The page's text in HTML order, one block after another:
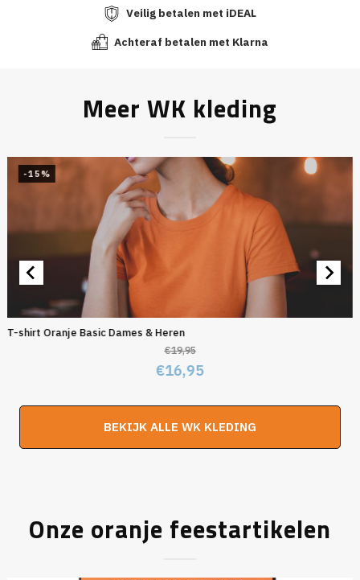
Veilig betalen met iDEAL
Achteraf betalen met Klarna
Meer WK kleding
-15%
T-shirt Oranje Basic Dames & Heren
€19,95
Oorspronkelijke
€16,95Huidige
BEKIJK ALLE WK KLEDING
Onze oranje feestartikelen